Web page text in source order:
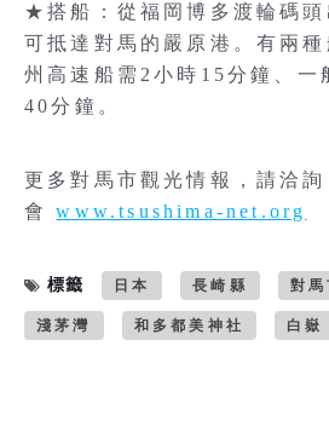
★搭船：從福岡博多渡輪碼頭
可抵達對馬的嚴原港。有兩
州高速船需2小時15分鐘、一
40分鐘。
更多對馬市觀光情報，請洽
會www.tsushima-net.org
標籤 日本 長崎縣 對馬
淺茅灣 和多都美神社 白嶽